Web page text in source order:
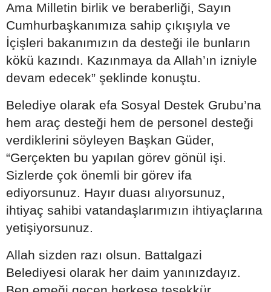
Ama Milletin birlik ve beraberliği, Sayın
Cumhurbaşkanımıza sahip çıkışıyla ve
İçişleri bakanımızın da desteği ile bunların
kökü kazındı. Kazınmaya da Allah’ın izniyle
devam edecek” şeklinde konuştu.
Belediye olarak efa Sosyal Destek Grubu’na
hem araç desteği hem de personel desteği
verdiklerini söyleyen Başkan Güder,
“Gerçekten bu yapılan görev gönül işi.
Sizlerde çok önemli bir görev ifa
ediyorsunuz. Hayır duası alıyorsunuz,
ihtiyaç sahibi vatandaşlarımızın ihtiyaçlarına
yetişiyorsunuz.
Allah sizden razı olsun. Battalgazi
Belediyesi olarak her daim yanınızdayız.